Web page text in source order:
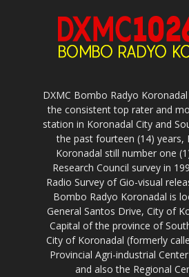
DXMC Bombo Radyo
the consistent top rater and
station in Koronadal City and
the past fourteen (14) years,
Koronadal still number one
Research Council survey in
Radio Survey of Gio-visual
Bombo Radyo Koronadal is
General Santos Drive, City of
Capital of the province of
City of Koronadal (formerly
Provincial Agri-industrial
and also the Regional